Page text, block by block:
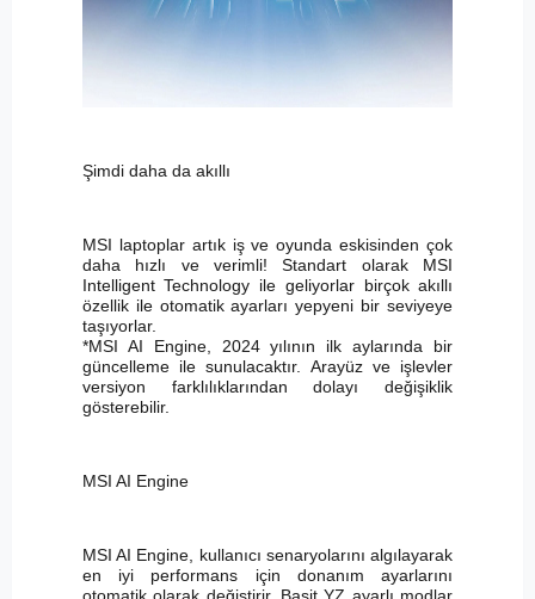
Şimdi daha da akıllı
MSI laptoplar artık iş ve oyunda eskisinden çok
daha hızlı ve verimli! Standart olarak MSI
Intelligent Technology ile geliyorlar birçok akıllı
özellik ile otomatik ayarları yepyeni bir seviyeye
taşıyorlar.
*MSI AI Engine, 2024 yılının ilk aylarında bir
güncelleme ile sunulacaktır. Arayüz ve işlevler
versiyon farklılıklarından dolayı değişiklik
gösterebilir.
MSI AI Engine
MSI AI Engine, kullanıcı senaryolarını algılayarak
en iyi performans için donanım ayarlarını